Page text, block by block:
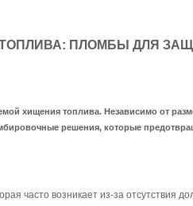
ПЛОМБЫ ДЛЯ
хищения топлива. Независимо от
решения, которые
часто возникает из-за отсутствия